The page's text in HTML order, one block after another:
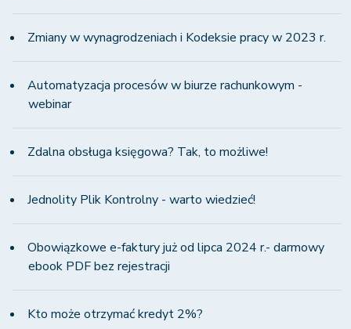
Zmiany w wynagrodzeniach i Kodeksie pracy w 2023 r.
Automatyzacja procesów w biurze rachunkowym -
webinar
Zdalna obsługa księgowa? Tak, to możliwe!
Jednolity Plik Kontrolny - warto wiedzieć!
Obowiązkowe e-faktury już od lipca 2024 r.- darmowy
ebook PDF bez rejestracji
Kto może otrzymać kredyt 2%?